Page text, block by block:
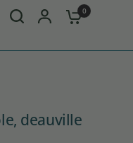
0
deauville